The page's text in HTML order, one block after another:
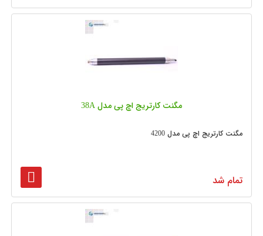
مگنت کارتریج اچ پی مدل 38A
مگنت کارتریج اچ پی مدل 4200
تمام شد